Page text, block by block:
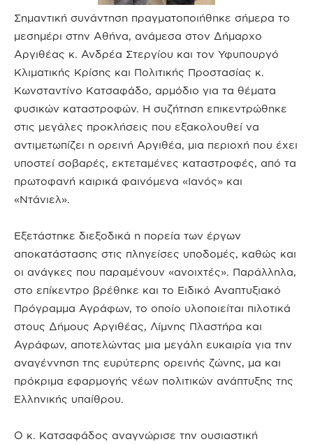
Σημαντική συνάντηση πραγματοποιήθηκε σήμερα το
μεσημέρι στην Αθήνα, ανάμεσα στον Δήμαρχο
Αργιθέας κ. Ανδρέα Στεργίου και τον Υφυπουργό
Κλιματικής Κρίσης και Πολιτικής Προστασίας κ.
Κωνσταντίνο Κατσαφάδο, αρμόδιο για τα θέματα
φυσικών καταστροφών. Η συζήτηση επικεντρώθηκε
στις μεγάλες προκλήσεις που εξακολουθεί να
αντιμετωπίζει η ορεινή Αργιθέα, μια περιοχή που έχει
υποστεί σοβαρές, εκτεταμένες καταστροφές, από τα
πρωτοφανή καιρικά φαινόμενα «Ιανός» και
«Ντάνιελ».
Εξετάστηκε διεξοδικά η πορεία των έργων
αποκατάστασης στις πληγείσες υποδομές, καθώς και
οι ανάγκες που παραμένουν «ανοιχτές». Παράλληλα,
στο επίκεντρο βρέθηκε και το Ειδικό Αναπτυξιακό
Πρόγραμμα Αγράφων, το οποίο υλοποιείται πιλοτικά
στους Δήμους Αργιθέας, Λίμνης Πλαστήρα και
Αγράφων, αποτελώντας μια μεγάλη ευκαιρία για την
αναγέννηση της ευρύτερης ορεινής ζώνης, μα και
πρόκριμα εφαρμογής νέων πολιτικών ανάπτυξης της
Ελληνικής υπαίθρου.
Ο κ. Κατσαφάδος αναγνώρισε την ουσιαστική